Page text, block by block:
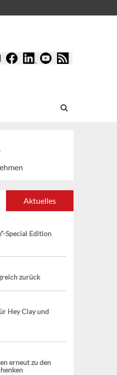
Aktuelles
Special Edition
zurück
Hey Clay und
erneut zu den